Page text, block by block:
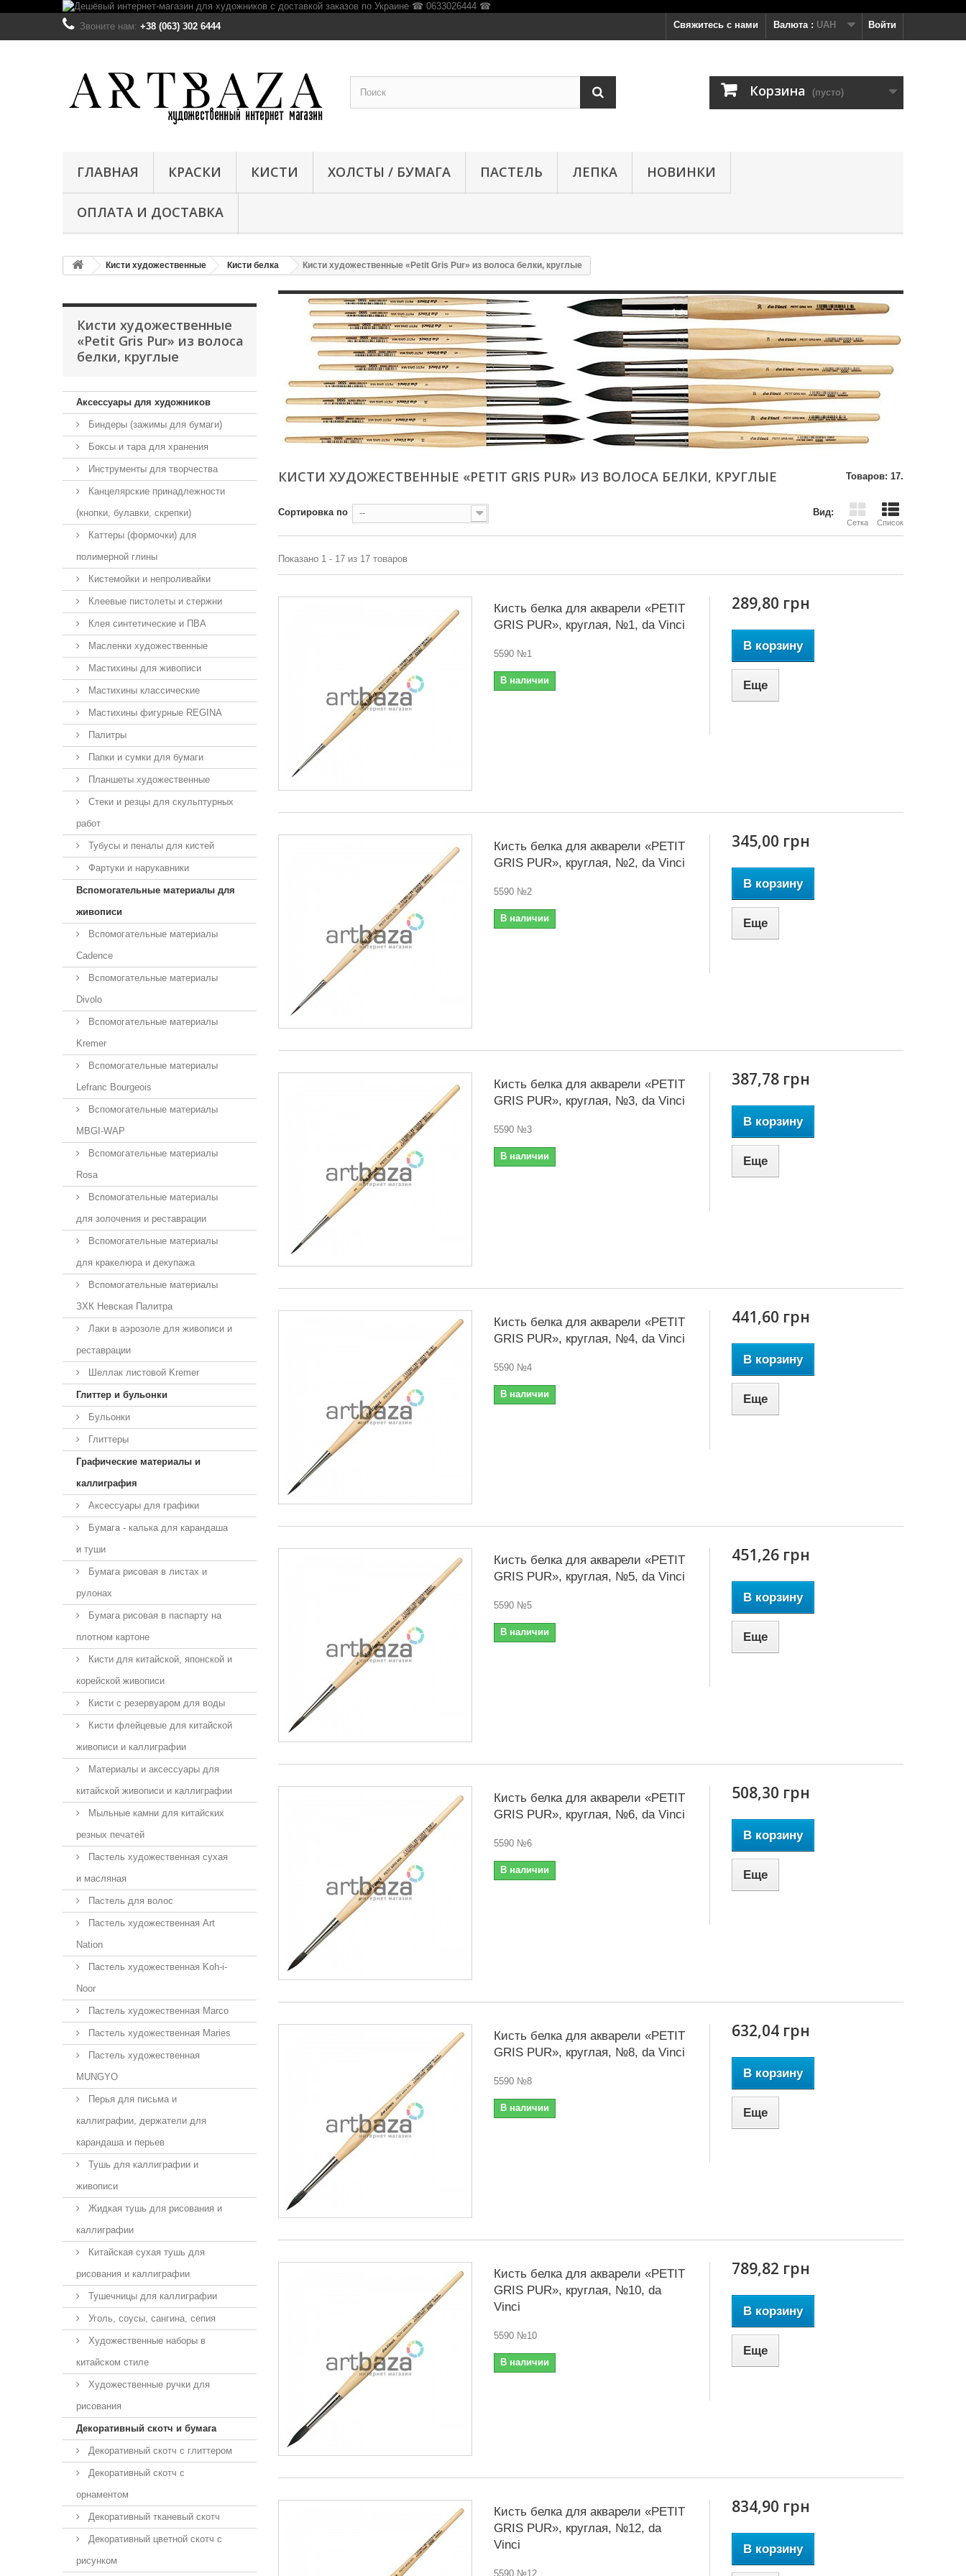
Войти
Валюта : UAH
Свяжитесь с нами
Звоните нам: +38 (063) 302 6444
Корзина (пусто)
ГЛАВНАЯ КРАСКИ КИСТИ ХОЛСТЫ / БУМАГА ПАСТЕЛЬ ЛЕПКА НОВИНКИ
ОПЛАТА И ДОСТАВКА
Кисти художественные Кисти белка Кисти художественные «Petit Gris Pur» из волоса белки, круглые
Кисти художественные
«Petit Gris Pur» из волоса
белки, круглые
Аксессуары для художников
Биндеры (зажимы для бумаги)
Боксы и тара для хранения
Инструменты для творчества
Канцелярские принадлежности
(кнопки, булавки, скрепки)
Каттеры (формочки) для
полимерной глины
Кистемойки и непроливайки
Клеевые пистолеты и стержни
Клея синтетические и ПВА
Масленки художественные
Мастихины для живописи
Мастихины классические
Мастихины фигурные REGINA
Палитры
Папки и сумки для бумаги
Планшеты художественные
Стеки и резцы для скульптурных
работ
Тубусы и пеналы для кистей
Фартуки и нарукавники
Вспомогательные материалы для
живописи
Вспомогательные материалы
Cadence
Вспомогательные материалы
Divolo
Вспомогательные материалы
Kremer
Вспомогательные материалы
Lefranc Bourgeois
Вспомогательные материалы
MBGI-WAP
Вспомогательные материалы
Rosa
Вспомогательные материалы
для золочения и реставрации
Вспомогательные материалы
для кракелюра и декупажа
Вспомогательные материалы
ЗХК Невская Палитра
Лаки в аэрозоле для живописи и
реставрации
Шеллак листовой Kremer
Глиттер и бульонки
Бульонки
Глиттеры
Графические материалы и
каллиграфия
Аксессуары для графики
Бумага - калька для карандаша
и туши
Бумага рисовая в листах и
рулонах
Бумага рисовая в паспарту на
плотном картоне
Кисти для китайской, японской и
корейской живописи
Кисти с резервуаром для воды
Кисти флейцевые для китайской
живописи и каллиграфии
Материалы и аксессуары для
китайской живописи и каллиграфии
Мыльные камни для китайских
резных печатей
Пастель художественная сухая
и масляная
Пастель для волос
Пастель художественная Art
Nation
Пастель художественная Koh-i-
Noor
Пастель художественная Marco
Пастель художественная Maries
Пастель художественная
MUNGYO
Перья для письма и
каллиграфии, держатели для
карандаша и перьев
Тушь для каллиграфии и
живописи
Жидкая тушь для рисования и
каллиграфии
Китайская сухая тушь для
рисования и каллиграфии
Тушечницы для каллиграфии
Уголь, соусы, сангина, сепия
Художественные наборы в
китайском стиле
Художественные ручки для
рисования
Декоративный скотч и бумага
Декоративный скотч с глиттером
Декоративный скотч с
орнаментом
Декоративный тканевый скотч
Декоративный цветной скотч с
рисунком
КИСТИ ХУДОЖЕСТВЕННЫЕ «PETIT GRIS PUR» ИЗ ВОЛОСА БЕЛКИ, КРУГЛЫЕ Товаров: 17.
Вид:
Сетка Список
Сортировка по --
Показано 1 - 17 из 17 товаров
Кисть белка для акварели «PETIT
GRIS PUR», круглая, №1, da Vinci
5590 №1
В наличии
289,80 грн
В корзину
Еще
Кисть белка для акварели «PETIT
GRIS PUR», круглая, №2, da Vinci
5590 №2
В наличии
345,00 грн
В корзину
Еще
Кисть белка для акварели «PETIT
GRIS PUR», круглая, №3, da Vinci
5590 №3
В наличии
387,78 грн
В корзину
Еще
Кисть белка для акварели «PETIT
GRIS PUR», круглая, №4, da Vinci
5590 №4
В наличии
441,60 грн
В корзину
Еще
Кисть белка для акварели «PETIT
GRIS PUR», круглая, №5, da Vinci
5590 №5
В наличии
451,26 грн
В корзину
Еще
Кисть белка для акварели «PETIT
GRIS PUR», круглая, №6, da Vinci
5590 №6
В наличии
508,30 грн
В корзину
Еще
Кисть белка для акварели «PETIT
GRIS PUR», круглая, №8, da Vinci
5590 №8
В наличии
632,04 грн
В корзину
Еще
Кисть белка для акварели «PETIT
GRIS PUR», круглая, №10, da
Vinci
5590 №10
В наличии
789,82 грн
В корзину
Еще
Кисть белка для акварели «PETIT
GRIS PUR», круглая, №12, da
Vinci
5590 №12
834,90 грн
В корзину